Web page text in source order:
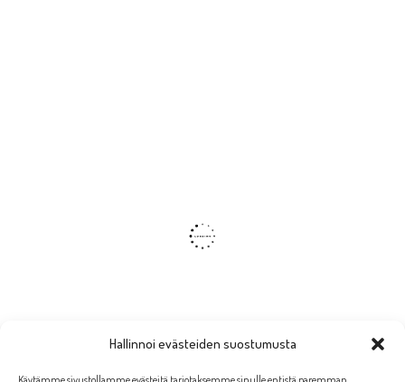
Hallinnoi evästeiden suostumusta